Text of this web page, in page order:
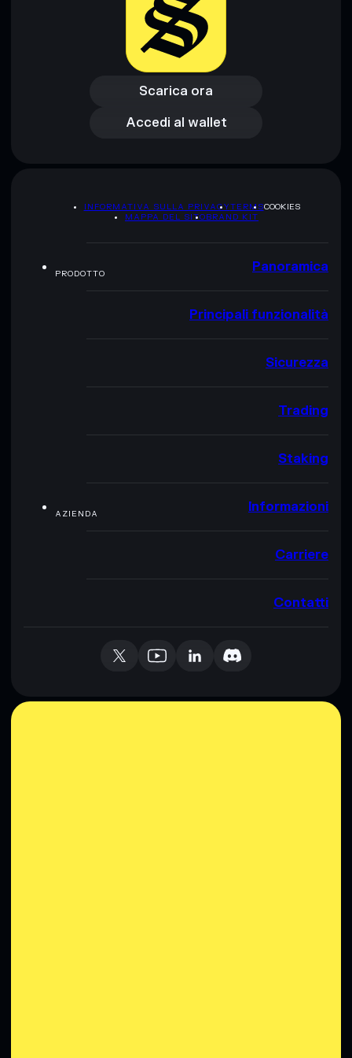
Scarica ora
Scarica ora
Accedi al wallet
Accedi al wallet
INFORMATIVA SULLA PRIVACYTERMSCOOKIES
MAPPA DEL SITOBRAND KIT
PRODOTTO Panoramica
Principali funzionalità
Sicurezza
Trading
Staking
AZIENDA Informazioni
Carriere
Contatti